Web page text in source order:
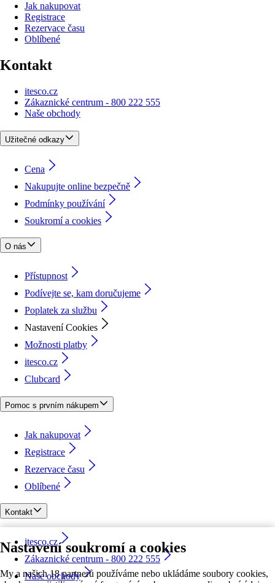
Nastavení soukromí a cookies
My a našich 18 partnerů používáme nebo ukládáme soubory cookies,
Jak nakupovat
Registrace
Rezervace času
Oblíbené
Kontakt
itesco.cz
Zákaznické centrum - 800 222 555
Naše obchody
Užitečné odkazy
Cena
Nakupujte online bezpečně
Podmínky používání
Soukromí a cookies
O nás
Přístupnost
Podívejte se, kam doručujeme
Poplatek za službu
Nastavení Cookies
Možnosti platby
itesco.cz
Clubcard
Pomoc s prvním nákupem
Jak nakupovat
Registrace
Rezervace času
Oblíbené
Kontakt
itesco.cz
Zákaznické centrum - 800 222 555
Naše obchody